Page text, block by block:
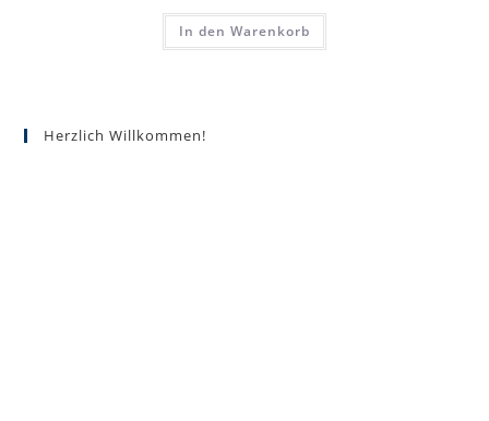
In den Warenkorb
Herzlich Willkommen!